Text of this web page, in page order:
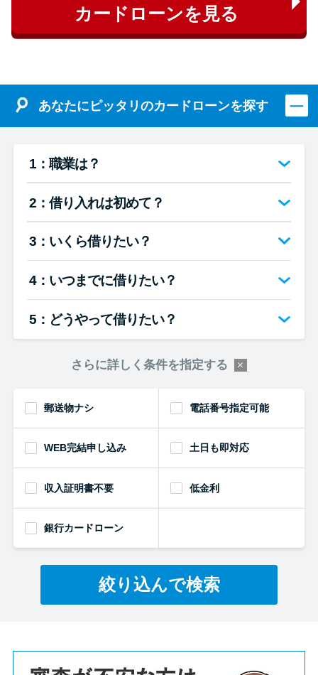
カードローンを見る
あなたにピッタリのカードローンを探す
1：職業は？
2：借り入れは初めて？
3：いくら借りたい？
4：いつまでに借りたい？
5：どうやって借りたい？
さらに詳しく条件を指定する
郵送物ナシ 電話番号指定可能
WEB完結申し込み 土日も即対応
収入証明書不要 低金利
銀行カードローン
絞り込んで検索